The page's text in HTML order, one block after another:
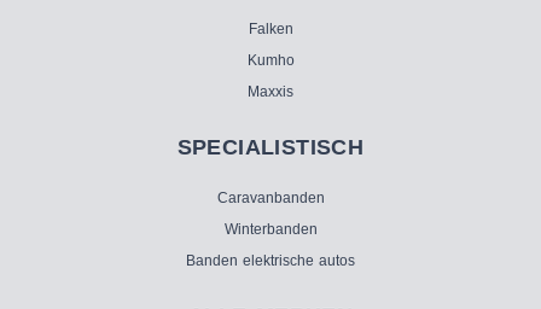
Falken
Kumho
Maxxis
SPECIALISTISCH
Caravanbanden
Winterbanden
Banden elektrische autos